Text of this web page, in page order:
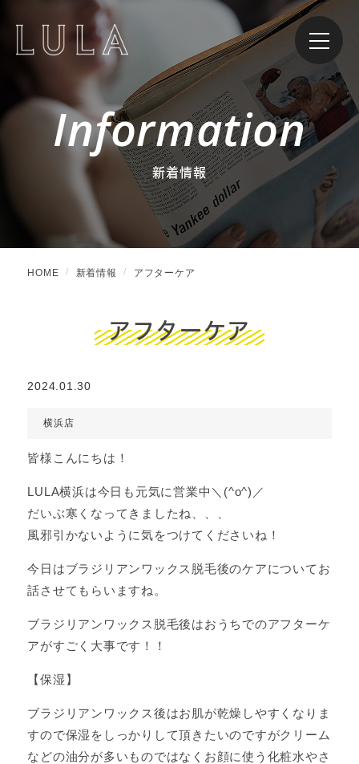
Information
新着情報
HOME 新着情報 アフターケア
アフターケア
2024.01.30
横浜店
皆様こんにちは！
LULA横浜は今日も元気に営業中＼(^o^)／
だいぶ寒くなってきましたね、、、
風邪引かないように気をつけてくださいね！
今日はブラジリアンワックス脱毛後のケアについてお
話させてもらいますね。
ブラジリアンワックス脱毛後はおうちでのアフターケ
アがすごく大事です！！
【保湿】
ブラジリアンワックス後はお肌が乾燥しやすくなりま
すので保湿をしっかりして頂きたいのですがクリーム
などの油分が多いものではなくお顔に使う化粧水やさ